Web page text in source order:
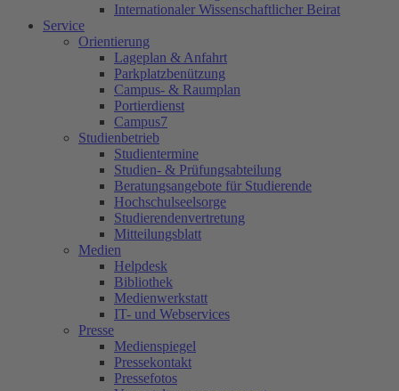
Internationaler Wissenschaftlicher Beirat
Service
Orientierung
Lageplan & Anfahrt
Parkplatzbenützung
Campus- & Raumplan
Portierdienst
Campus7
Studienbetrieb
Studientermine
Studien- & Prüfungsabteilung
Beratungsangebote für Studierende
Hochschulseelsorge
Studierendenvertretung
Mitteilungsblatt
Medien
Helpdesk
Bibliothek
Medienwerkstatt
IT- und Webservices
Presse
Medienspiegel
Pressekontakt
Pressefotos